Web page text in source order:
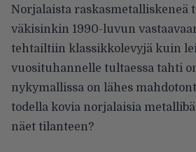
Norjalaista raskasmetalliskeneä
väkisinkin 1990-luvun
tehtailtiin klassikkolevyjä kuin
vuosituhannelle tultaessa tahti
nykymallissa on lähes
todella kovia norjalaisia
näet tilanteen?